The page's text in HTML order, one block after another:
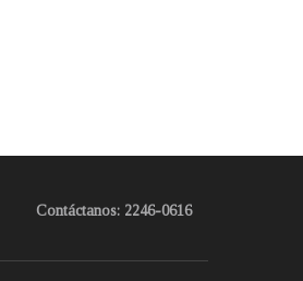
Contáctanos: 2246-0616